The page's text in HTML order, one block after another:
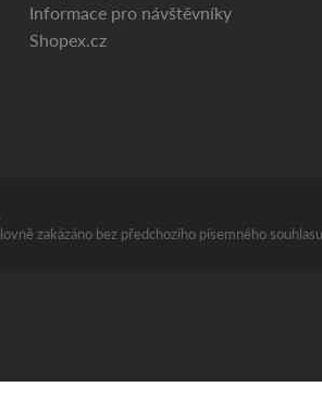
Informace pro návštěvníky
Shopex.cz
zakázáno bez předchozího písemného